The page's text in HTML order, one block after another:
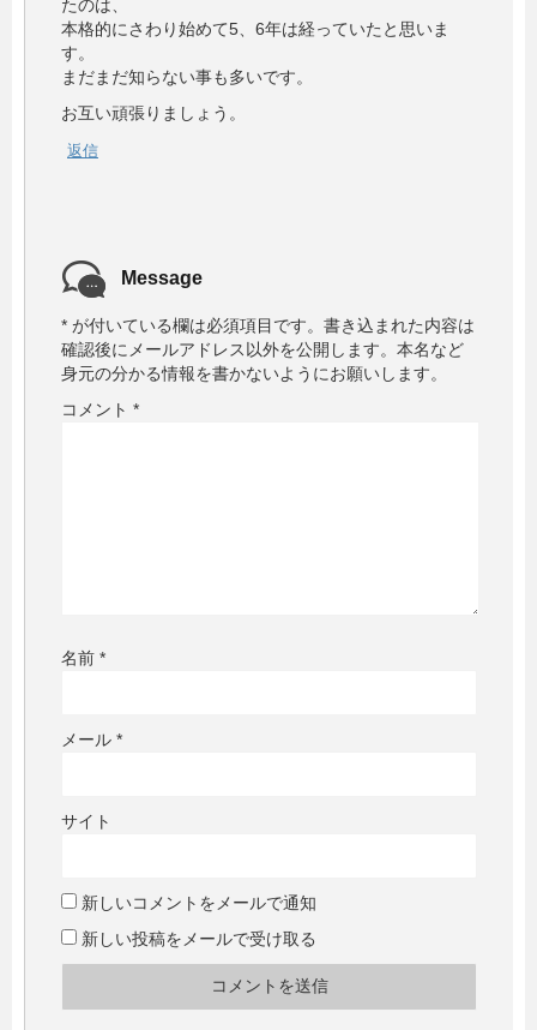
たのは、
本格的にさわり始めて5、6年は経っていたと思いま
す。
まだまだ知らない事も多いです。
お互い頑張りましょう。
返信
Message
* が付いている欄は必須項目です。 書き込まれた内容は
確認後にメールアドレス以外を公開します。本名など
身元の分かる情報を書かないようにお願いします。
コメント *
名前 *
メール *
サイト
新しいコメントをメールで通知
新しい投稿をメールで受け取る